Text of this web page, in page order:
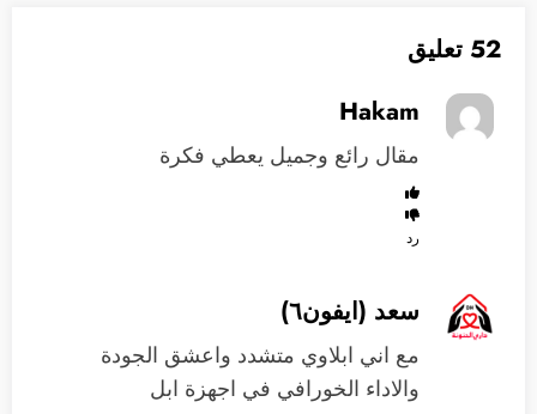
52 تعليق
Hakam
مقال رائع وجميل يعطي فكرة
رد
سعد (ايفون٦)
مع اني ابلاوي متشدد واعشق الجودة
والاداء الخورافي في اجهزة ابل